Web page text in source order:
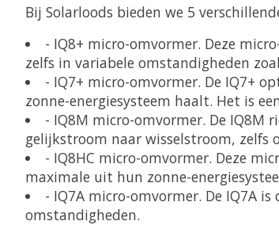
Bij Solarloods bieden we 5
- IQ8+ micro-omvormer. Deze
zelfs in variabele omstandigheden
- IQ7+ micro-omvormer. De IQ7+
zonne-energiesysteem haalt. Het is
- IQ8M micro-omvormer. De
gelijkstroom naar wisselstroom, zelfs
- IQ8HC micro-omvormer. Deze
maximale uit hun zonne-
- IQ7A micro-omvormer. De IQ7A
omstandigheden.